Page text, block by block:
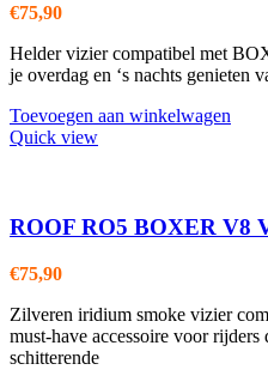
€75,90
Helder vizier compatibel met
je overdag en ‘s nachts genieten
Toevoegen aan winkelwagen
Quick view
ROOF RO5 BOXER V8
€75,90
Zilveren iridium smoke vizier
must-have accessoire voor rijders
schitterende